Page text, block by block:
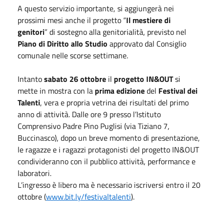
A questo servizio importante, si aggiungerà nei
prossimi mesi anche il progetto “Il mestiere di
genitori” di sostegno alla genitorialità, previsto nel
Piano di Diritto allo Studio approvato dal Consiglio
comunale nelle scorse settimane.
Intantosabato 26 ottobre il progetto IN&OUTsi
mette in mostra con la prima edizionedel Festival dei
Talenti, vera e propria vetrina dei risultati del primo
anno di attività. Dalle ore 9 presso l’Istituto
Comprensivo Padre Pino Puglisi (via Tiziano 7,
Buccinasco), dopo un breve momento di presentazione,
le ragazze e i ragazzi protagonisti del progetto IN&OUT
condivideranno con il pubblico attività, performance e
laboratori.
L’ingresso è libero ma è necessario iscriversi entro il 20
ottobre (www.bit.ly/festivaltalenti).